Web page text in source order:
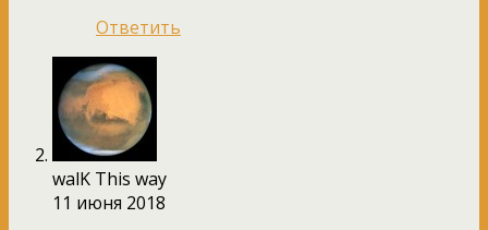
Ответить
walK This way
11 июня 2018